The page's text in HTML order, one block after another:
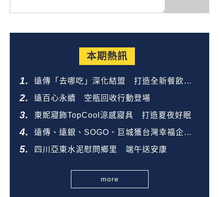
本期熱訊
遠傳「去哪吃」深化結盟 打造全新餐飲生
態圈
遠百心永續 空瓶回收行動登場
東妮寢飾TopCool涼感寢具 打造夏夜好眠
遠傳、遠銀、SOGO、巨城獲台灣幸福企業
金獎
四川亞東水泥慰問鄉里 端午送安康
more